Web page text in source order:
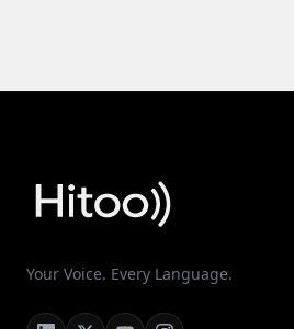
Your Voice. Every Language.